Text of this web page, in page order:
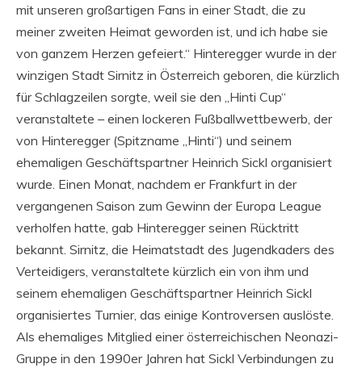
mit unseren großartigen Fans in einer Stadt, die zu
meiner zweiten Heimat geworden ist, und ich habe sie
von ganzem Herzen gefeiert.“ Hinteregger wurde in der
winzigen Stadt Sirnitz in Österreich geboren, die kürzlich
für Schlagzeilen sorgte, weil sie den „Hinti Cup“
veranstaltete – einen lockeren Fußballwettbewerb, der
von Hinteregger (Spitzname „Hinti“) und seinem
ehemaligen Geschäftspartner Heinrich Sickl organisiert
wurde. Einen Monat, nachdem er Frankfurt in der
vergangenen Saison zum Gewinn der Europa League
verholfen hatte, gab Hinteregger seinen Rücktritt
bekannt. Sirnitz, die Heimatstadt des Jugendkaders des
Verteidigers, veranstaltete kürzlich ein von ihm und
seinem ehemaligen Geschäftspartner Heinrich Sickl
organisiertes Turnier, das einige Kontroversen auslöste.
Als ehemaliges Mitglied einer österreichischen Neonazi-
Gruppe in den 1990er Jahren hat Sickl Verbindungen zu